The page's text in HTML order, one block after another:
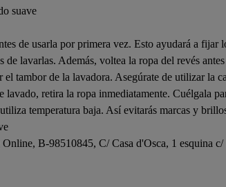
suave
de usarla por primera vez. Esto ayudará a fijar
lavarlas. Además, voltea la ropa del revés
tambor de la lavadora. Asegúrate de utilizar la
retira la ropa inmediatamente. Cuélgala
temperatura baja. Así evitarás marcas y
B-98510845, C/ Casa d'Osca, 1 esquina